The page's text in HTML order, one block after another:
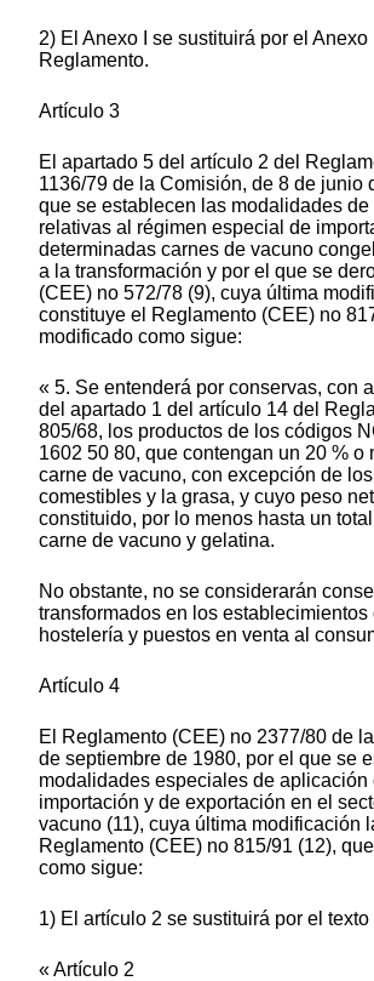
2) El Anexo I se sustituirá por el Anexo
Reglamento.
Artículo 3
El apartado 5 del artículo 2 del
1136/79 de la Comisión, de 8 de junio
que se establecen las modalidades
relativas al régimen especial de
determinadas carnes de vacuno
a la transformación y por el que se
(CEE) no 572/78 (9), cuya última
constituye el Reglamento (CEE) no
modificado como sigue:
« 5. Se entenderá por conservas, con
del apartado 1 del artículo 14 del
805/68, los productos de los códigos
1602 50 80, que contengan un 20 % o
carne de vacuno, con excepción de
comestibles y la grasa, y cuyo peso
constituido, por lo menos hasta un
carne de vacuno y gelatina.
No obstante, no se considerarán
transformados en los
hostelería y puestos en venta al
Artículo 4
El Reglamento (CEE) no 2377/80 de
de septiembre de 1980, por el que se
modalidades especiales de aplicación
importación y de exportación en el
vacuno (11), cuya última modificación
Reglamento (CEE) no 815/91 (12),
como sigue:
1) El artículo 2 se sustituirá por el
« Artículo 2